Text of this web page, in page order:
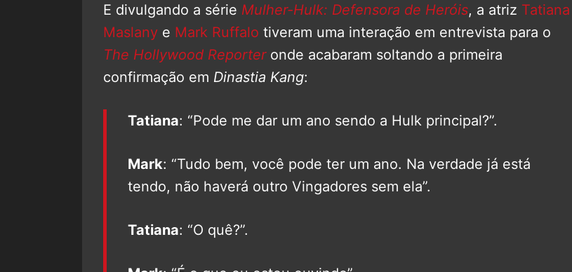
E divulgando a série Mulher-Hulk: Defensora de Heróis, a atriz Tatiana
Maslany e Mark Ruffalo tiveram uma interação em entrevista para o
The Hollywood Reporteronde acabaram soltando a primeira
confirmação em Dinastia Kang:
Tatiana: “Pode me dar um ano sendo a Hulk principal?”.
Mark: “Tudo bem, você pode ter um ano. Na verdade já está
tendo, não haverá outro Vingadores sem ela”.
Tatiana: “O quê?”.